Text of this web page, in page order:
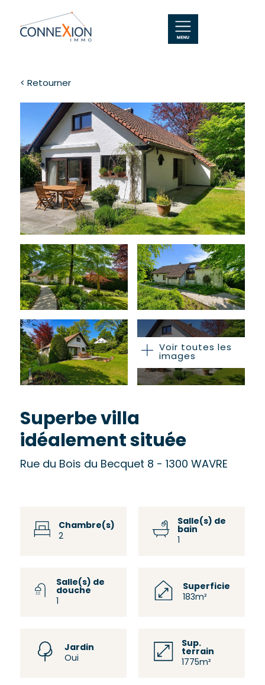
< Retourner
Voir toutes les
images
Superbe villa
idéalement située
Rue du Bois du Becquet 8 - 1300 WAVRE
Chambre(s)
2
Salle(s) de
bain
Salle(s) de
douche
Superficie
183m²
Jardin
Oui
Sup.
terrain
1775m²